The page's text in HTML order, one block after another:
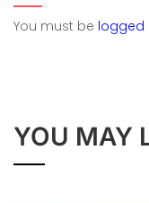
You must be logged
YOU MAY